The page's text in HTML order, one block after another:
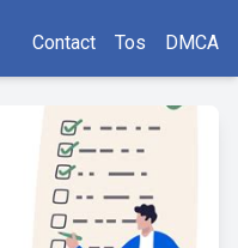
Contact Tos DMCA